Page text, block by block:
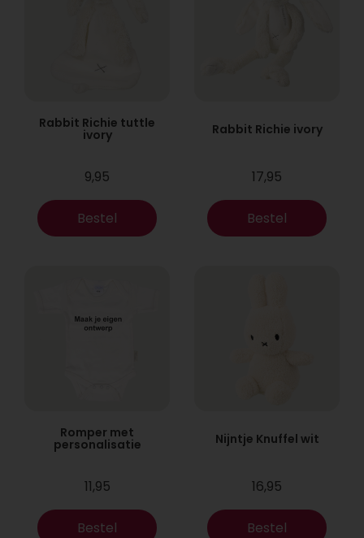
Rabbit Richie tuttle
ivory
9,95
Bestel
Rabbit Richie ivory
17,95
Bestel
Romper met
personalisatie
11,95
Bestel
Nijntje Knuffel wit
16,95
Bestel